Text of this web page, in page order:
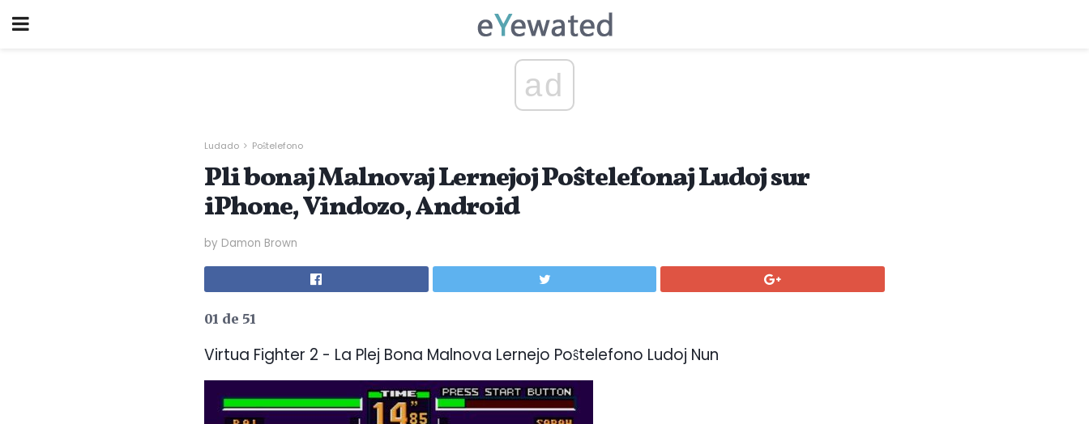
ad
Ludado Poŝtelefono
Pli bonaj Malnovaj Lernejoj Poŝtelefonaj Ludoj sur
iPhone, Vindozo, Android
by Damon Brown
01 de 51
Virtua Fighter 2 - La Plej Bona Malnova Lernejo Poŝtelefono Ludoj Nun